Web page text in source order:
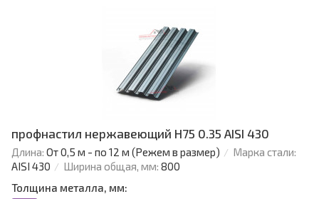
профнастил нержавеющий H75 0.35 AISI 430
Длина: От 0,5 м - по 12 м (Режем в размер)
Марка стали:
AISI 430
Ширина общая, мм: 800
Толщина металла, мм: